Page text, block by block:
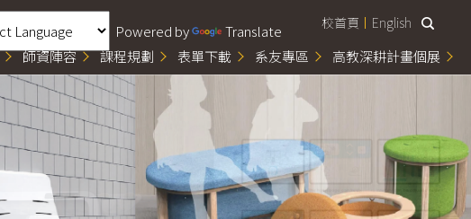
Powered by Translate 校首頁 English
師資陣容 課程規劃 表單下載 系友專區 高教深耕計畫個展